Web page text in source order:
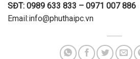
SĐT: 0989 633 833 – 0971 007 886
Email:info@phuthaipc.vn